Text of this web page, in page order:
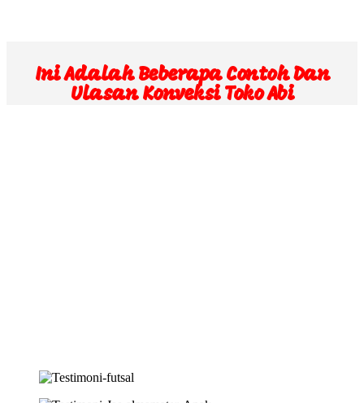
Ini Adalah Beberapa Contoh Dan
Ulasan Konveksi Toko Abi